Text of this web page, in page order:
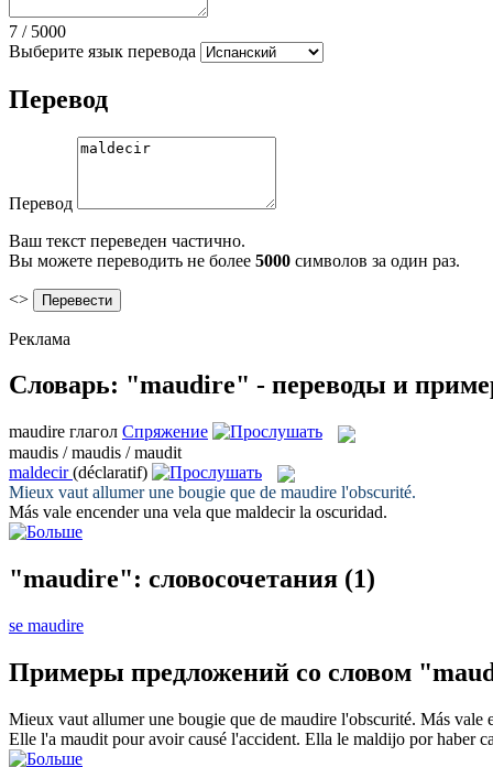
7 / 5000
Выберите язык перевода
Перевод
Перевод
Ваш текст переведен частично.
Вы можете переводить не более 5000 символов за один раз.
<>
Реклама
Словарь: "maudire" - переводы и
maudire глагол Спряжение
maudis / maudis / maudit
maldecir (déclaratif)
Mieux vaut allumer une bougie que de maudire l'obscurité.
Más vale encender una vela que maldecirla oscuridad.
"maudire": словосочетания (1)
se maudire
Примеры предложений со словом
Mieux vaut allumer une bougie que de maudire l'obscurité. Más vale
Elle l'a maudit pour avoir causé l'accident. Ella le maldijo por haber